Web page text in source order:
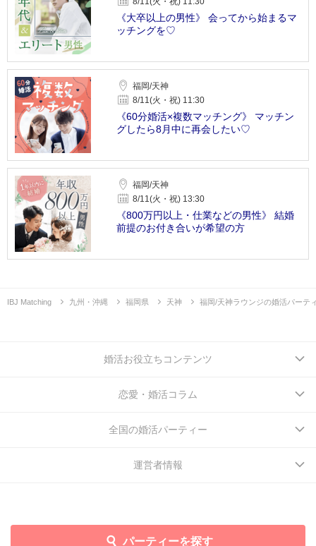
《大卒以上の男性》 会ってから始まるマ
ッチングを♡
福岡/天神
8/11(火・祝) 11:30
《60分婚活×複数マッチング》 マッチン
グしたら8月中に再会したい♡
福岡/天神
8/11(火・祝) 13:30
《800万円以上・仕業などの男性》 結婚
前提のお付き合いが希望の方
IBJ Matching 九州・沖縄 福岡県 天神 福岡/天神ラウンジの婚活パーテ
パーティーを探す
婚活お役立ちコンテンツ
恋愛・婚活コラム
全国の婚活パーティー
運営者情報